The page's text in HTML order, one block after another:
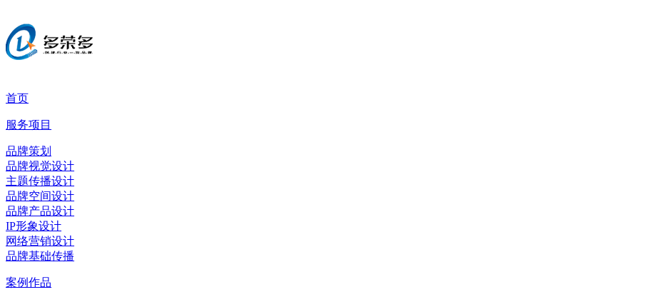
首页
服务项目
品牌策划
品牌视觉设计
主题传播设计
品牌空间设计
品牌产品设计
IP形象设计
网络营销设计
品牌基础传播
案例作品